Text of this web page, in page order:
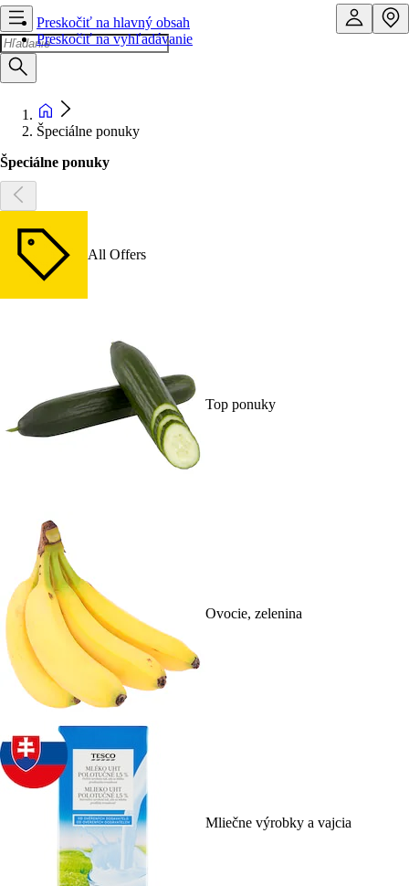
Preskočiť na hlavný obsah
Preskočiť na vyhľadávanie
Špeciálne ponuky
Špeciálne ponuky
All Offers
Top ponuky
Ovocie, zelenina
Mliečne výrobky a vajcia